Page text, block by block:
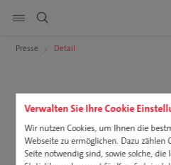
Verwalten Sie Ihre Cookie
Wir nutzen Cookies, um Ihnen die
Webseite zu ermöglichen. Dazu zählen
Seite notwendig sind, sowie solche,
Seitennavigation anzeigen
Produkte
Service
Nachhaltigkeit
Presse Detail
Karl Knauer
Baumpflanzprojekt